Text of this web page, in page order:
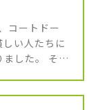
コートドー
い人たちに
した。 その